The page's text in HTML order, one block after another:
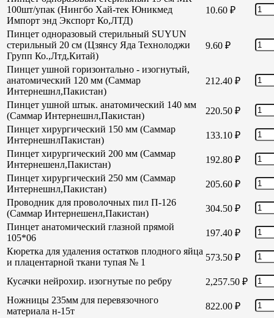
100шт/упак (Нингбо Хай-тек Юникмед
Импорт энд Экспорт Ко,ЛТД)
10.60 ₽
Пинцет одноразовый стерильный SUYUN
стерильный 20 см (Цзянсу Яда Технолоджи
Групп Ко.,Лтд,Китай)
9.60 ₽
Пинцет ушной горизонтально - изогнутый,
анатомический 120 мм (Саммар
Интернешнл,Пакистан)
212.40 ₽
Пинцет ушной штык. анатомический 140 мм
(Саммар Интернешнл,Пакистан)
220.50 ₽
Пинцет хирургический 150 мм (Саммар
ИнтернешнлПакистан)
133.10 ₽
Пинцет хирургический 200 мм (Саммар
Интернешенл,Пакистан)
192.80 ₽
Пинцет хирургический 250 мм (Саммар
Интернешнл,Пакистан)
205.60 ₽
Проводник для проволочных пил П-126
(Саммар Интернешенл,Пакистан)
304.50 ₽
Пинцет анатомический глазной прямой
105*06
197.40 ₽
Кюретка для удаления остатков плодного яйца
и плацентарной ткани тупая № 1
573.50 ₽
Кусачки нейрохир. изогнутые по ребру 2,257.50 ₽
Ножницы 235мм для перевязочного
материала н-15т
822.00 ₽